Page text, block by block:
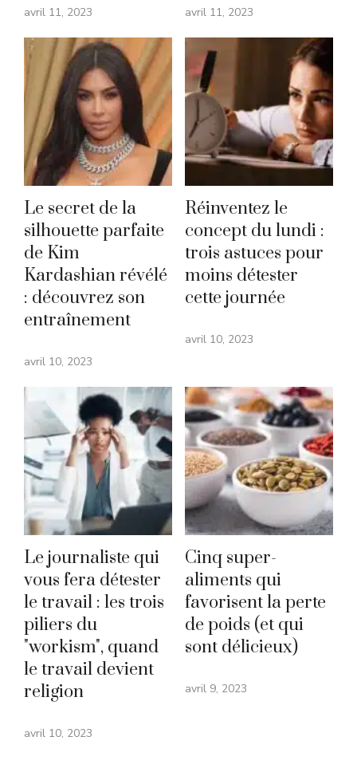
avril 11, 2023 avril 11, 2023
Le secret de la
silhouette parfaite
de Kim
Kardashian révélé
: découvrez son
entraînement
avril 10, 2023
Réinventez le
concept du lundi :
trois astuces pour
moins détester
cette journée
avril 10, 2023
Le journaliste qui
vous fera détester
le travail : les trois
piliers du
"workism", quand
le travail devient
religion
avril 10, 2023
Cinq super-
aliments qui
favorisent la perte
de poids (et qui
sont délicieux)
avril 9, 2023